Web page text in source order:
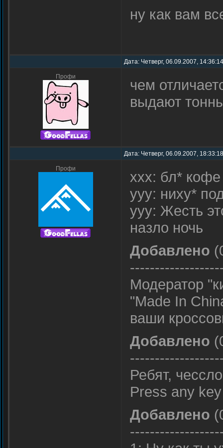
ну как вам
Дата: Четверг, 06.09.2007,
Профи
чем
выдают
Дата: Четверг, 06.09.2007,
Профи
xxx: бл* кофе
yyy: ниху*
yyy: Жесть
назло ночь
Добавлено
Модератор
"Made In
ваши
Добавлено
Ребят,
Press any
Добавлено